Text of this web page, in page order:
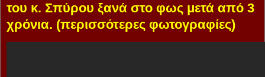
του κ. Σπύρου ξανά στο φως μετά από 3
χρόνια. (περισσότερες φωτογραφίες)